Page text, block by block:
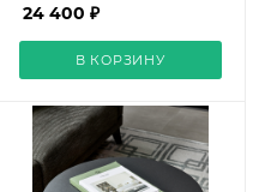
24 400 ₽
В КОРЗИНУ